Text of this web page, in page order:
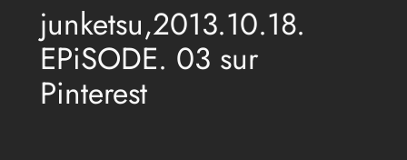
junketsu,2013.10.18.
EPiSODE. 03 sur
Pinterest